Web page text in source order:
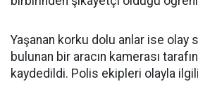
Yaşanan korku dolu anlar ise olay
bulunan bir aracın kamerası
kaydedildi. Polis ekipleri olayla